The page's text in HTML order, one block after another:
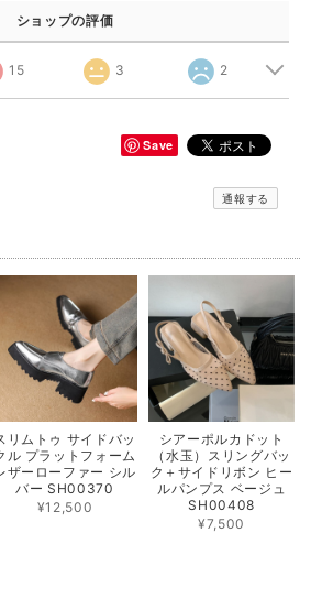
ショップの評価
15 3 2
Save
通報する
リムトゥ サイドバッ
ル プラットフォーム
ザーローファー シル
バー SH00370
¥12,500
シアーポルカドット
（水玉）スリングバッ
ク＋サイドリボン ヒー
ルパンプス ベージュ
SH00408
¥7,500